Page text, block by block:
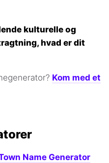
kulturelle og
hvad er dit
Kom med et
Name Generator